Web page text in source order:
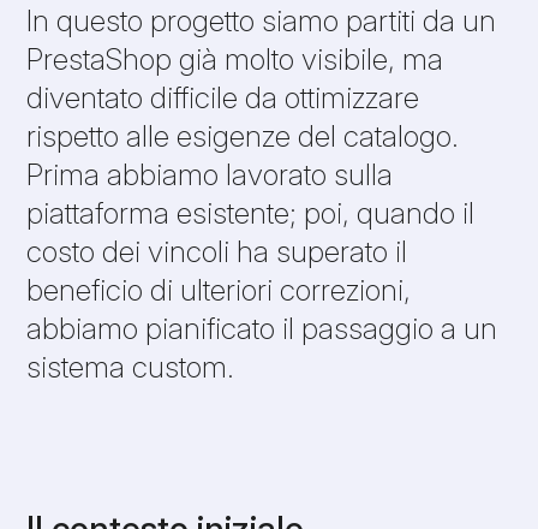
In questo progetto siamo partiti da un
PrestaShop già molto visibile, ma
diventato difficile da ottimizzare
rispetto alle esigenze del catalogo.
Prima abbiamo lavorato sulla
piattaforma esistente; poi, quando il
costo dei vincoli ha superato il
beneficio di ulteriori correzioni,
abbiamo pianificato il passaggio a un
sistema custom.